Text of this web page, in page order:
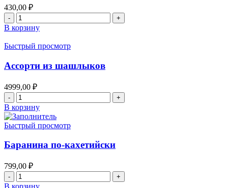
430,00 ₽
Количество
товара
Ассорти
грузинских
пхали
В корзину
Быстрый просмотр
Ассорти из шашлыков
4999,00 ₽
Количество
товара
Ассорти
из
шашлыков
В корзину
Быстрый просмотр
Баранина по-кахетийски
799,00 ₽
Количество
товара
В корзину